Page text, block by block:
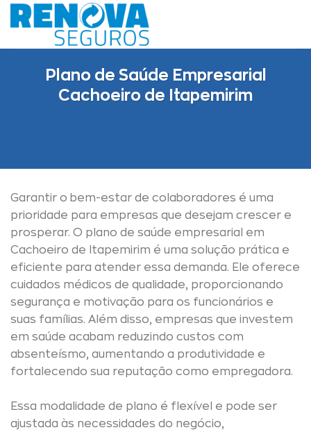
Skip
to
Plano de Saúde Empresarial
Cachoeiro de Itapemirim
Garantir o bem-estar de colaboradores é uma
prioridade para empresas que desejam crescer e
prosperar. O plano de saúde empresarial em
Cachoeiro de Itapemirim é uma solução prática e
eficiente para atender essa demanda. Ele oferece
cuidados médicos de qualidade, proporcionando
segurança e motivação para os funcionários e
suas famílias. Além disso, empresas que investem
em saúde acabam reduzindo custos com
absenteísmo, aumentando a produtividade e
fortalecendo sua reputação como empregadora.
Essa modalidade de plano é flexível e pode ser
ajustada às necessidades do negócio,